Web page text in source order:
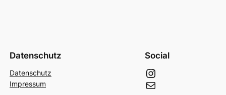
Datenschutz
Datenschutz
Impressum
Social
Instagram
E-Mail